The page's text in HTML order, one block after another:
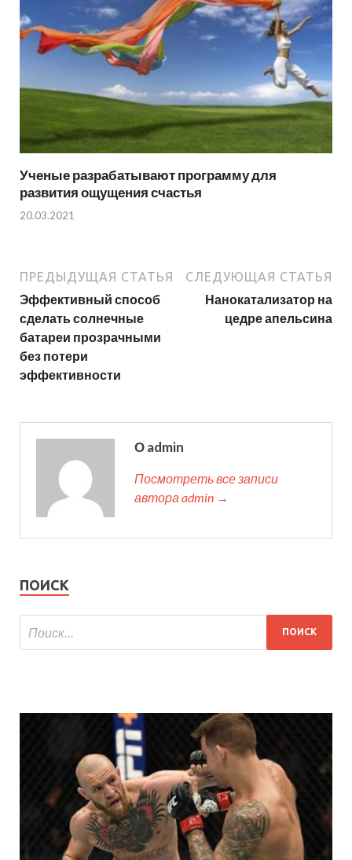
Ученые разрабатывают программу для
развития ощущения счастья
20.03.2021
ПРЕДЫДУЩАЯ СТАТЬЯ
Эффективный способ
сделать солнечные
батареи прозрачными
без потери
эффективности
СЛЕДУЮЩАЯ СТАТЬЯ
Нанокатализатор на
цедре апельсина
О admin
Посмотреть все записи
автора admin →
ПОИСК